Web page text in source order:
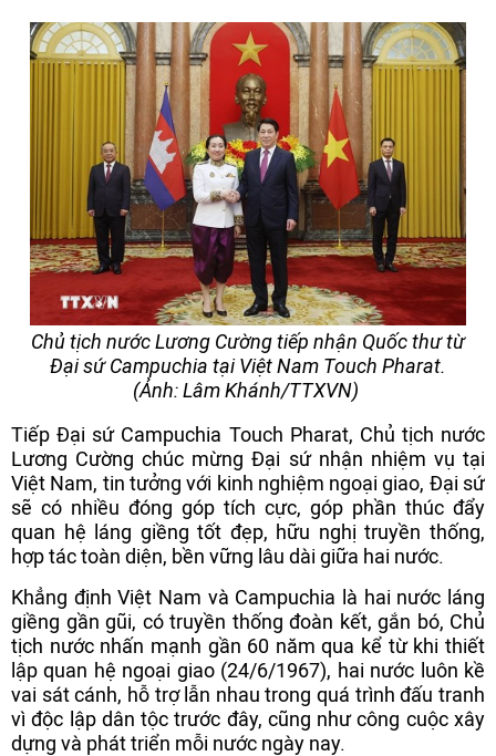
Chủ tịch nước Lương Cường tiếp nhận Quốc thư từ
Đại sứ Campuchia tại Việt Nam Touch Pharat.
(Ảnh: Lâm Khánh/TTXVN)
Tiếp Đại sứ Campuchia Touch Pharat, Chủ tịch nước
Lương Cường chúc mừng Đại sứ nhận nhiệm vụ tại
Việt Nam, tin tưởng với kinh nghiệm ngoại giao, Đại sứ
sẽ có nhiều đóng góp tích cực, góp phần thúc đẩy
quan hệ láng giềng tốt đẹp, hữu nghị truyền thống,
hợp tác toàn diện, bền vững lâu dài giữa hai nước.
Khẳng định Việt Nam và Campuchia là hai nước láng
giềng gần gũi, có truyền thống đoàn kết, gắn bó, Chủ
tịch nước nhấn mạnh gần 60 năm qua kể từ khi thiết
lập quan hệ ngoại giao (24/6/1967), hai nước luôn kề
vai sát cánh, hỗ trợ lẫn nhau trong quá trình đấu tranh
vì độc lập dân tộc trước đây, cũng như công cuộc xây
dựng và phát triển mỗi nước ngày nay.